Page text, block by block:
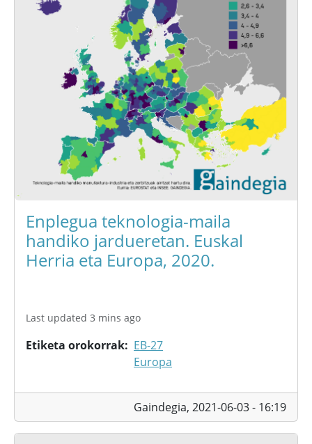
Enplegua teknologia-maila
handiko jardueretan. Euskal
Herria eta Europa, 2020.
Last updated 3 mins ago
Etiketa orokorrak
EB-27
Europa
Gaindegia, 2021-06-03 - 16:19